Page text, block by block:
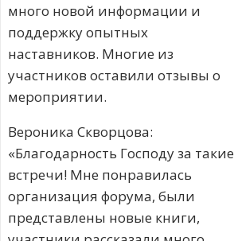
много новой информации и
поддержку опытных
наставников. Многие из
участников оставили отзывы о
мероприятии.
Вероника Скворцова:
«Благодарность Господу за такие
встречи! Мне понравилась
организация форума, были
представлены новые книги,